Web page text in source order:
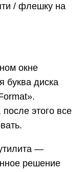
/ флешку на
окне
буква диска
этого все
—
решение